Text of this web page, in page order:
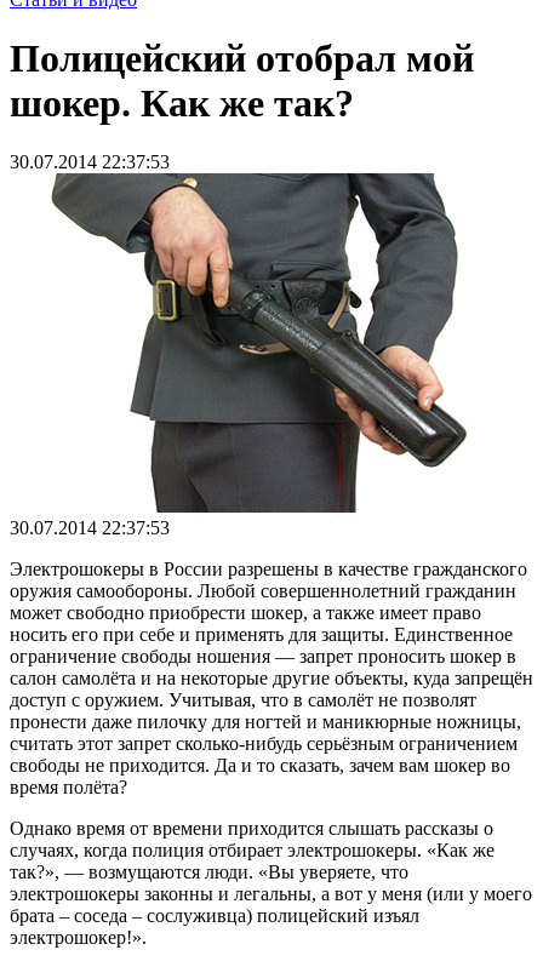
Полицейский отобрал мой
шокер. Как же так?
30.07.2014 22:37:53
30.07.2014 22:37:53
Электрошокеры в России разрешены в качестве гражданского
оружия самообороны. Любой совершеннолетний гражданин
может свободно приобрести шокер, а также имеет право
носить его при себе и применять для защиты. Единственное
ограничение свободы ношения — запрет проносить шокер в
салон самолёта и на некоторые другие объекты, куда запрещён
доступ с оружием. Учитывая, что в самолёт не позволят
пронести даже пилочку для ногтей и маникюрные ножницы,
считать этот запрет сколько-нибудь серьёзным ограничением
свободы не приходится. Да и то сказать, зачем вам шокер во
время полёта?
Однако время от времени приходится слышать рассказы о
случаях, когда полиция отбирает электрошокеры. «Как же
так?», — возмущаются люди. «Вы уверяете, что
электрошокеры законны и легальны, а вот у меня (или у моего
брата – соседа – сослуживца) полицейский изъял
электрошокер!».